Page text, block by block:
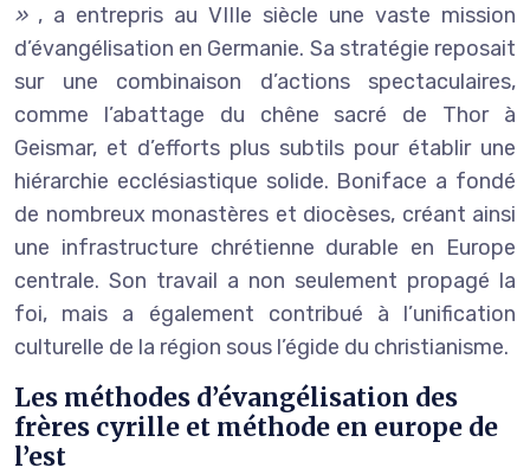
» , a entrepris au VIIIe siècle une vaste mission
d’évangélisation en Germanie. Sa stratégie reposait
sur une combinaison d’actions spectaculaires,
comme l’abattage du chêne sacré de Thor à
Geismar, et d’efforts plus subtils pour établir une
hiérarchie ecclésiastique solide. Boniface a fondé
de nombreux monastères et diocèses, créant ainsi
une infrastructure chrétienne durable en Europe
centrale. Son travail a non seulement propagé la
foi, mais a également contribué à l’unification
culturelle de la région sous l’égide du christianisme.
Les méthodes d’évangélisation des
frères cyrille et méthode en europe de
l’est